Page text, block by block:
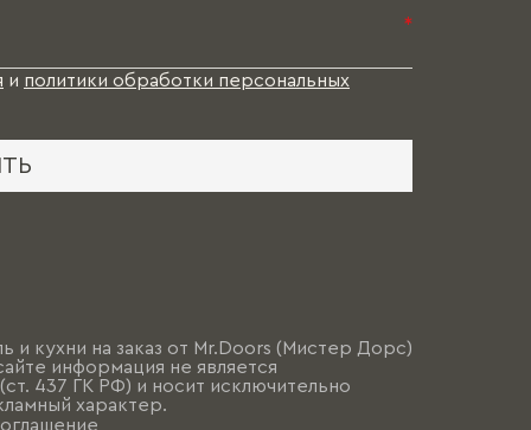
*
и политики обработки персональных
и кухни на заказ от Mr.Doors (Мистер Дорс)
информация не является
437 ГК РФ) и носит исключительно
характер.